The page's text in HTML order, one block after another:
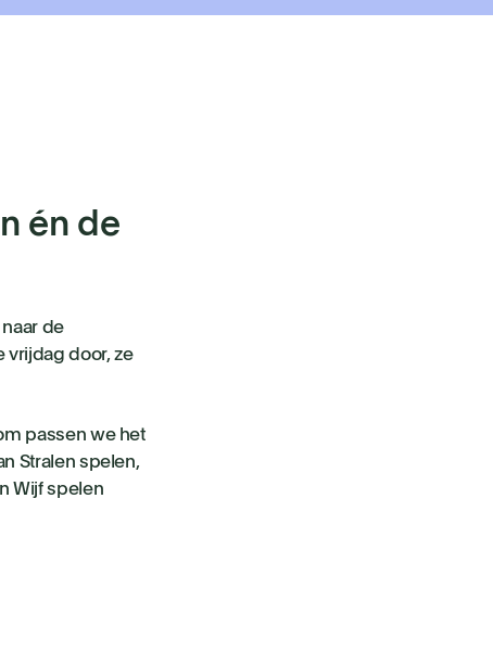
én de
de
vrijdag door, ze
passen we het
Stralen spelen,
Wijf spelen